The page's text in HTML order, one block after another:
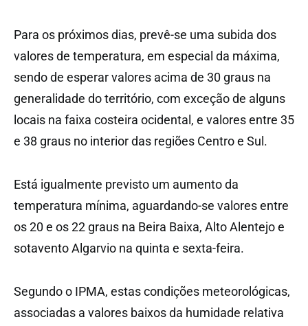
Para os próximos dias, prevê-se uma subida dos
valores de temperatura, em especial da máxima,
sendo de esperar valores acima de 30 graus na
generalidade do território, com exceção de alguns
locais na faixa costeira ocidental, e valores entre 35
e 38 graus no interior das regiões Centro e Sul.
Está igualmente previsto um aumento da
temperatura mínima, aguardando-se valores entre
os 20 e os 22 graus na Beira Baixa, Alto Alentejo e
sotavento Algarvio na quinta e sexta-feira.
Segundo o IPMA, estas condições meteorológicas,
associadas a valores baixos da humidade relativa